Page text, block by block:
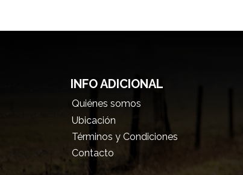
INFO ADICIONAL
Quiénes somos
Ubicación
Términos y Condiciones
Contacto